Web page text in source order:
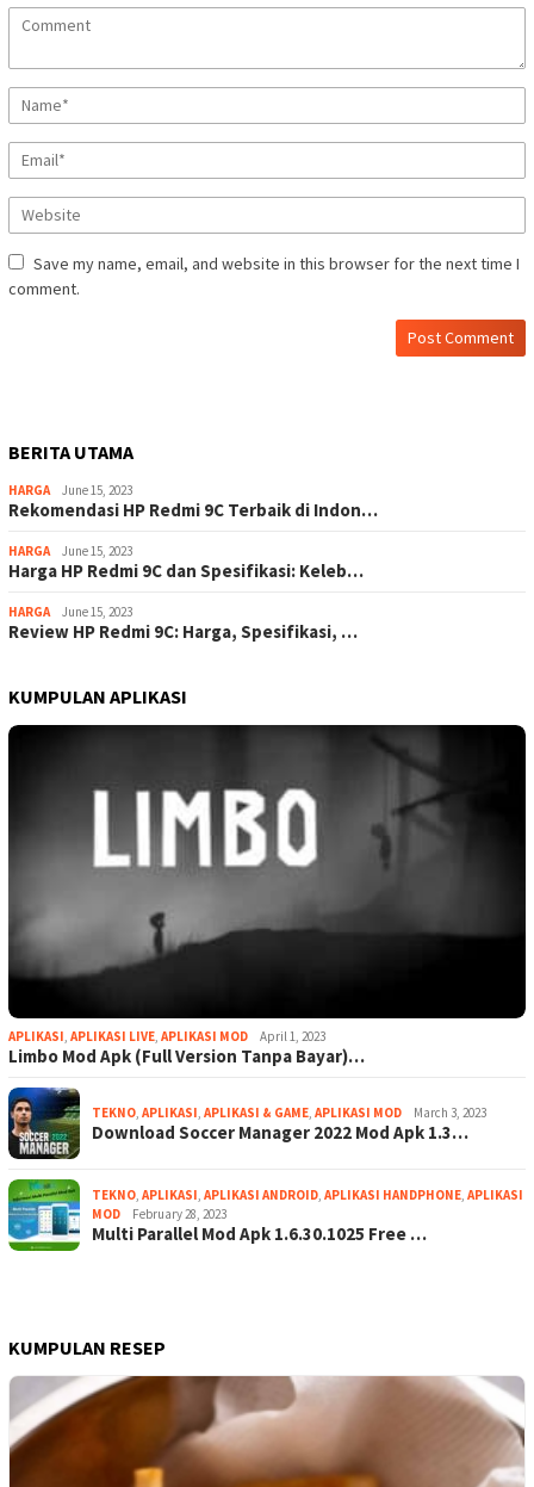
Save my name, email, and website in this browser for the next time I
comment.
BERITA UTAMA
HARGA June 15, 2023
Rekomendasi HP Redmi 9C Terbaik di Indon…
HARGA June 15, 2023
Harga HP Redmi 9C dan Spesifikasi: Keleb…
HARGA June 15, 2023
Review HP Redmi 9C: Harga, Spesifikasi, …
KUMPULAN APLIKASI
APLIKASI, APLIKASI LIVE, APLIKASI MOD April 1, 2023
Limbo Mod Apk (Full Version Tanpa Bayar)…
TEKNO, APLIKASI, APLIKASI & GAME, APLIKASI MOD March 3, 2023
Download Soccer Manager 2022 Mod Apk 1.3…
TEKNO, APLIKASI, APLIKASI ANDROID, APLIKASI HANDPHONE, APLIKASI
MOD
February 28, 2023
Multi Parallel Mod Apk 1.6.30.1025 Free …
KUMPULAN RESEP